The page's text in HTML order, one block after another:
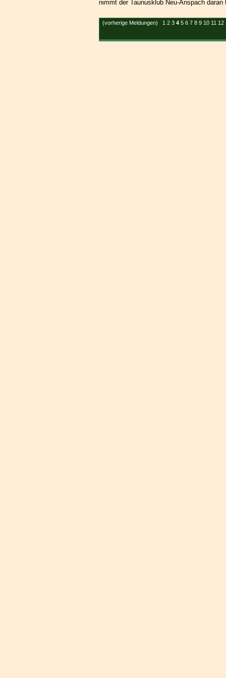
nimmt der Taunusklub Neu-Anspach
(vorherige Meldungen) 1 2 3 4 5 6 7 8 9 10 11 12